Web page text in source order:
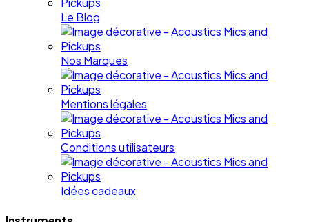
Le Blog
Nos Marques
Mentions légales
Conditions utilisateurs
Idées cadeaux